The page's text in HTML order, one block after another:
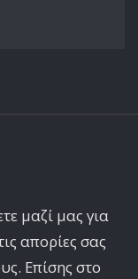
μαζί μας για
απορίες σας
Επίσης στο